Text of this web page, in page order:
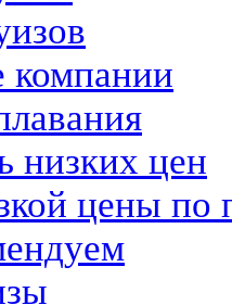
компании
низких цен
цены по